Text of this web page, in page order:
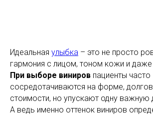
Идеальная улыбка – это не просто
гармония с лицом, тоном кожи и даже
При выборе виниров пациенты часто
сосредотачиваются на форме,
стоимости, но упускают одну важную
А ведь именно оттенок виниров